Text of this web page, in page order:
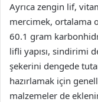
Ayrıca zengin lif,
mercimek, ortalama
60.1 gram
lifli yapısı, sindirimi
şekerini dengede
hazırlamak için
malzemeler de